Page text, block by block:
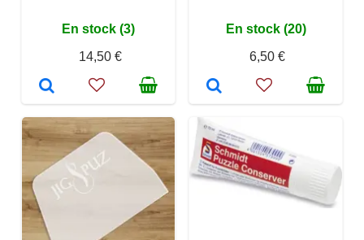
En stock (3)
14,50 €
En stock (20)
6,50 €